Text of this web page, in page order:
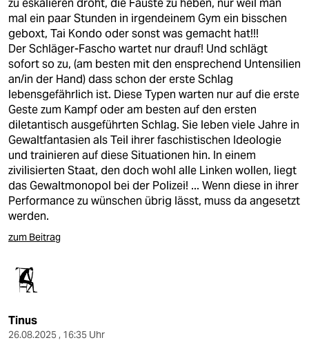
zu eskalieren droht, die Fäuste zu heben, nur weil man
mal ein paar Stunden in irgendeinem Gym ein bisschen
geboxt, Tai Kondo oder sonst was gemacht hat!!!
Der Schläger-Fascho wartet nur drauf! Und schlägt
sofort so zu, (am besten mit den ensprechend Untensilien
an/in der Hand) dass schon der erste Schlag
lebensgefährlich ist. Diese Typen warten nur auf die erste
Geste zum Kampf oder am besten auf den ersten
diletantisch ausgeführten Schlag. Sie leben viele Jahre in
Gewaltfantasien als Teil ihrer faschistischen Ideologie
und trainieren auf diese Situationen hin. In einem
zivilisierten Staat, den doch wohl alle Linken wollen, liegt
das Gewaltmonopol bei der Polizei! ... Wenn diese in ihrer
Performance zu wünschen übrig lässt, muss da angesetzt
werden.
zum Beitrag
Tinus
26.08.2025 , 16:35 Uhr